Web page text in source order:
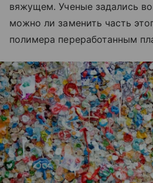
вяжущем. Ученые задались
можно ли заменить часть
полимера переработанным